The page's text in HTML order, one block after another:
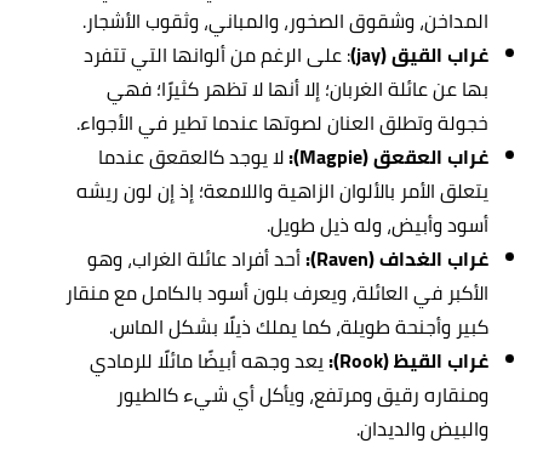
المداخن، وشقوق الصخور، والمباني، وثقوب الأشجار.
غراب القيق (jay)
: على الرغم من ألوانها التي تتفرد
بها عن عائلة الغربان؛ إلا أنها لا تظهر كثيرًا؛ فهي
خجولة وتطلق العنان لصوتها عندما تطير في الأجواء.
غراب العقعق (Magpie):
لا يوجد كالعقعق عندما
يتعلق الأمر بالألوان الزاهية واللامعة؛ إذ إن لون ريشه
أسود وأبيض، وله ذيل طويل.
غراب الغداف (Raven):
أحد أفراد عائلة الغراب، وهو
الأكبر في العائلة، ويعرف بلون أسود بالكامل مع منقار
كبير وأجنحة طويلة، كما يملك ذيلًا بشكل الماس.
غراب القيظ (Rook):
يعد وجهه أبيضًا مائلًا للرمادي
ومنقاره رقيق ومرتفع، ويأكل أي شيء كالطيور
والبيض والديدان.